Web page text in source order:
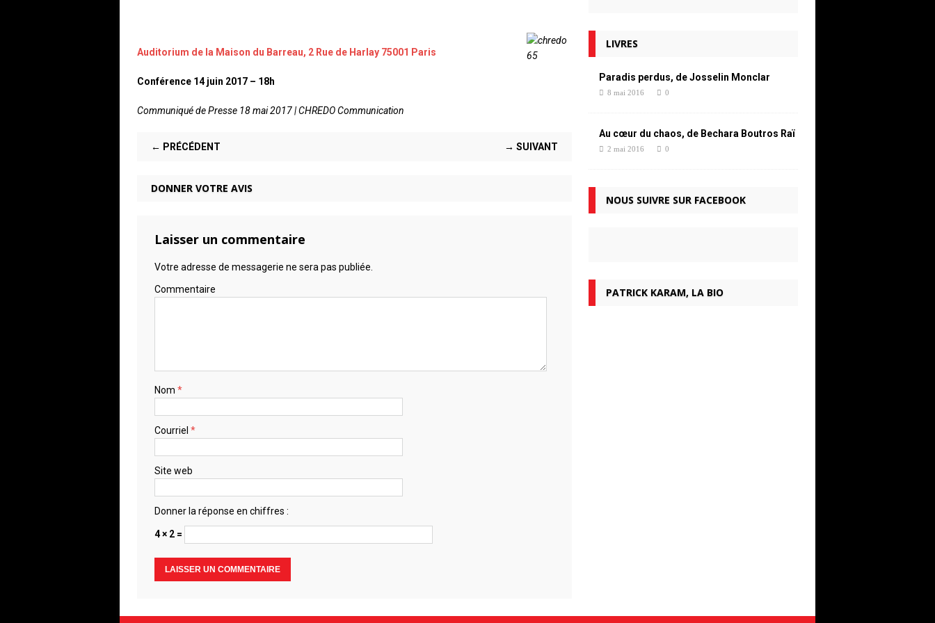
Auditorium de la Maison du Barreau, 2 Rue de Harlay 75001 Paris
Conférence 14 juin 2017 – 18h
Communiqué de Presse 18 mai 2017 | CHREDO Communication
← PRÉCÉDENT → SUIVANT
DONNER VOTRE AVIS
Laisser un commentaire
Votre adresse de messagerie ne sera pas publiée.
Commentaire
Nom *
Courriel *
Site web
Donner la réponse en chiffres :
4 × 2 =
LIVRES
Paradis perdus, de Josselin Monclar
8 mai 2016 0
Au cœur du chaos, de Bechara Boutros Raï
2 mai 2016 0
NOUS SUIVRE SUR FACEBOOK
PATRICK KARAM, LA BIO